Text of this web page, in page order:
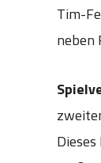
Tim-
neben